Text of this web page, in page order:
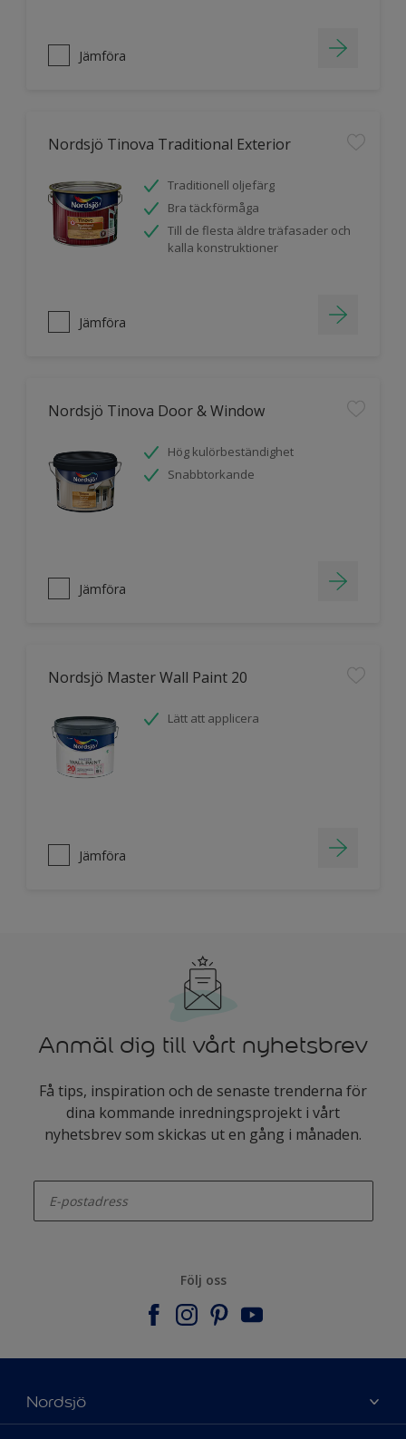
Jämföra
Nordsjö Tinova Traditional Exterior
Traditionell oljefärg
Bra täckförmåga
Till de flesta äldre träfasader och
kalla konstruktioner
Jämföra
Nordsjö Tinova Door & Window
Hög kulörbeständighet
Snabbtorkande
Jämföra
Nordsjö Master Wall Paint 20
Lätt att applicera
Jämföra
Anmäl dig till vårt nyhetsbrev
Få tips, inspiration och de senaste trenderna för
dina kommande inredningsprojekt i vårt
nyhetsbrev som skickas ut en gång i månaden.
Följ oss
Nordsjö